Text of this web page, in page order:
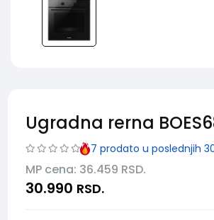
Ugradna rerna
7 prodato u poslednjih
MP cena: 36.459 RSD.
30.990 RSD.